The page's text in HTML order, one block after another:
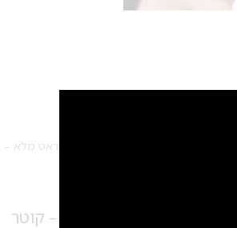
חישוק טריוז גדול יהלומים זהב 14 קראט מלא –
חישוק טריוז גדול יהלומים זהב 14 קראט מלא – קוטר